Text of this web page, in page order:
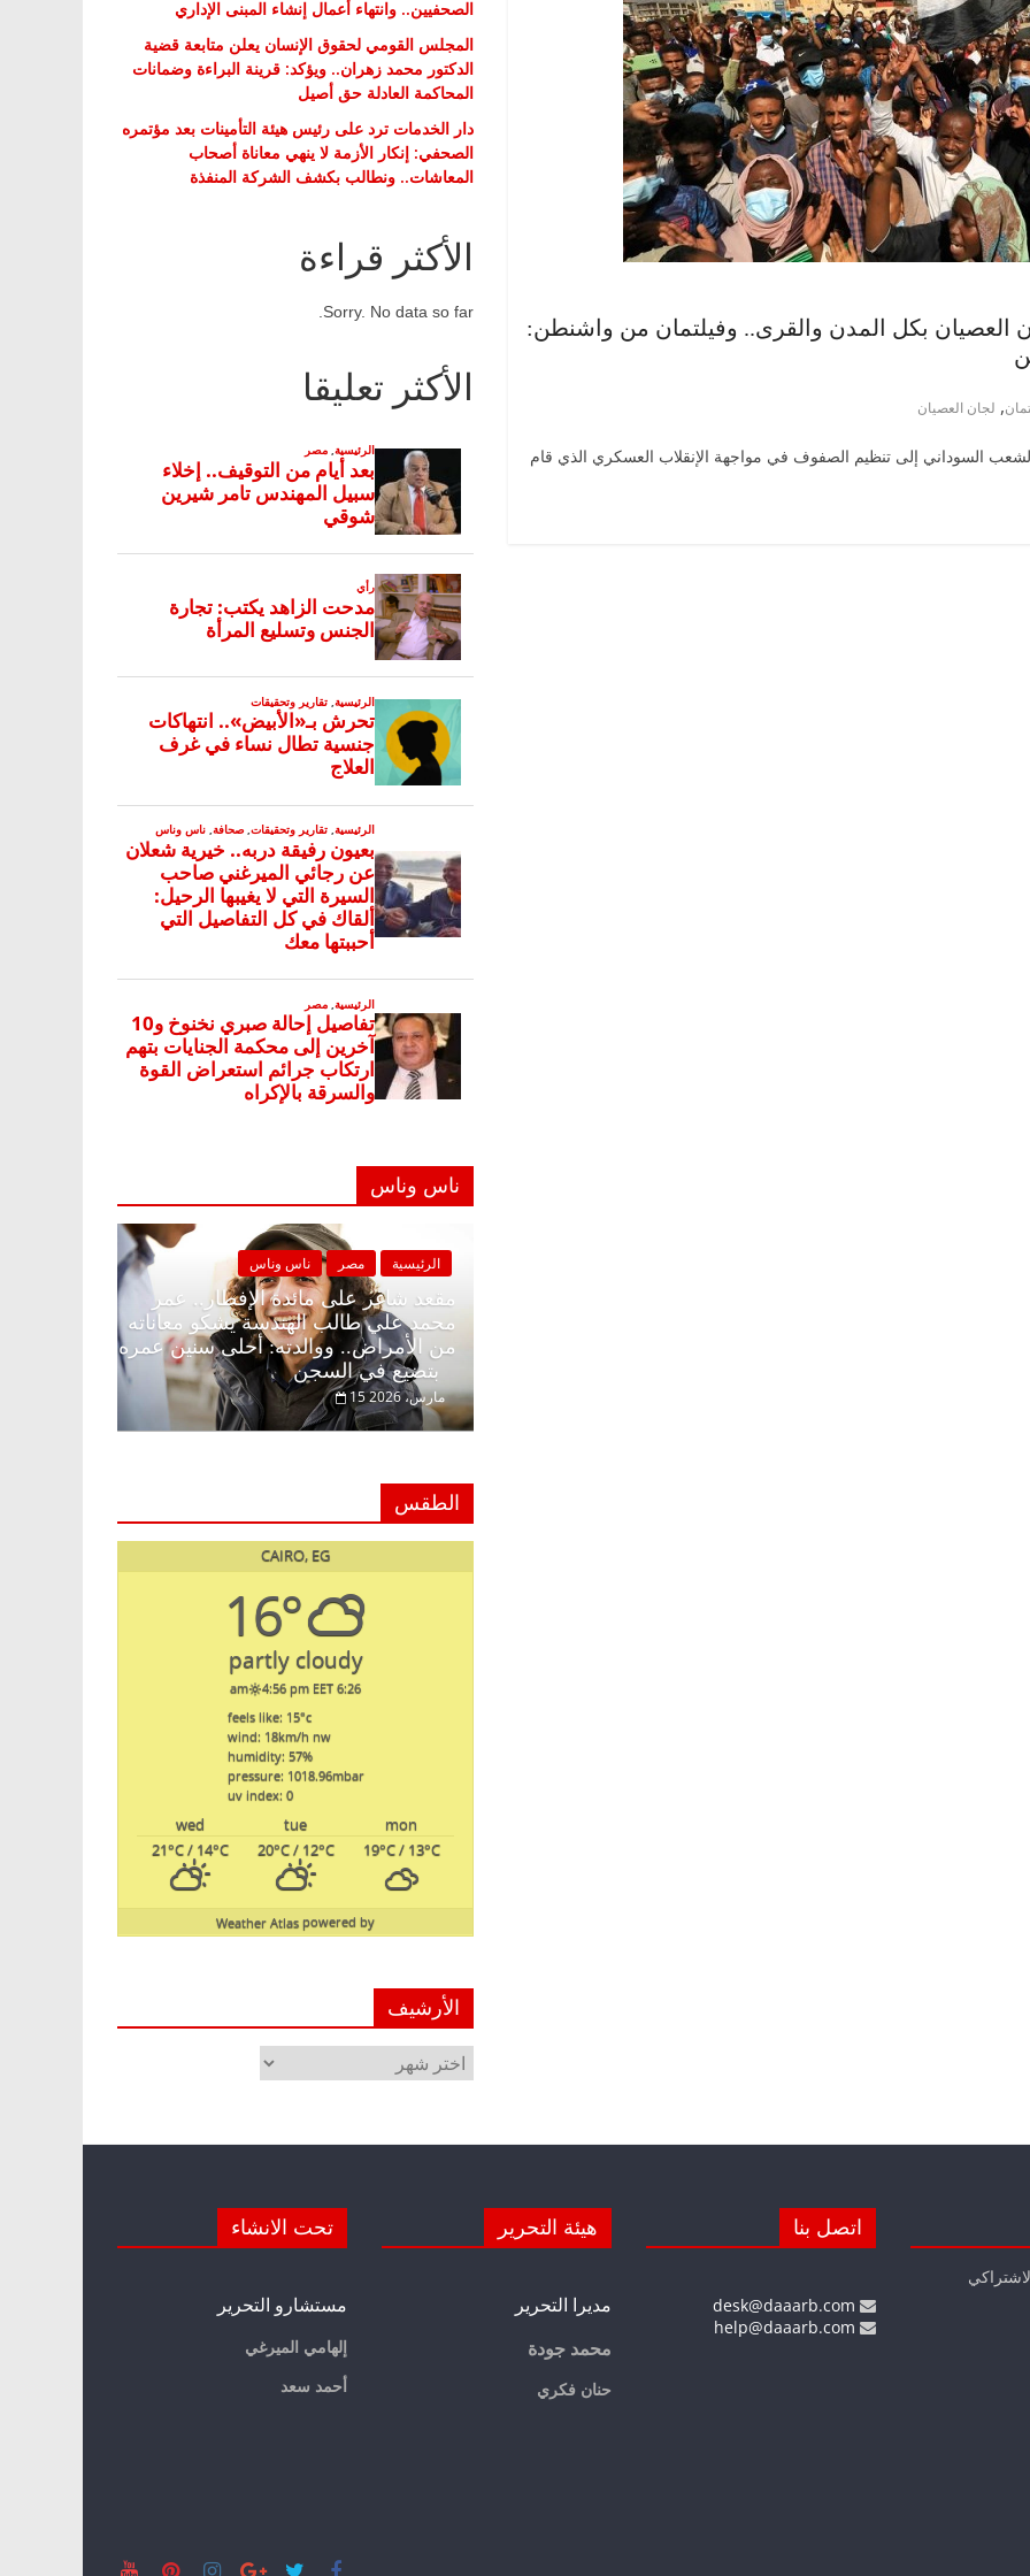
العصيان بكل المدن والقرى.. وفيلتمان من واشنطن:
, لجان العصيان
السوداني إلى تنظيم الصفوف في مواجهة الإنقلاب العسكري الذي قام
الصحفيين.. وانتهاء أعمال إنشاء المبنى الإداري
المجلس القومي لحقوق الإنسان يعلن متابعة قضية
الدكتور محمد زهران.. ويؤكد: قرينة البراءة وضمانات
المحاكمة العادلة حق أصيل
دار الخدمات ترد على رئيس هيئة التأمينات بعد مؤتمره
الصحفي: إنكار الأزمة لا ينهي معاناة أصحاب
المعاشات.. ونطالب بكشف الشركة المنفذة
الأكثر قراءة
Sorry. No data so far.
الأكثر تعليقا
ناس وناس
الرئيسية مصر ناس وناس
مقعد شاغر على مائدة الإفطار.. عمر
محمد علي طالب الهندسة يشكو
من الأمراض.. ووالدته: أحلى سنين
بتضيع في السجن
15 مارس، 2026
مقعد شاغر على الإفطار وبلكونة بلا زينة
رمضان.. د. عبدالخالق فاروق خبير
اقتصادي في انتظار حلم الحرية ولمة
الطقس
CAIRO, EG
16°
partly cloudy
6:26 am
4:56 pm EET
feels like: 15°c
wind: 18km/h nw
humidity: 57%
pressure: 1018.96mbar
uv index: 0
mon
tue
wed
19°C/ 13°C
20°C/ 12°C
21°C/ 14°C
powered by
Weather Atlas
الأرشيف
الأرشيف
اتصل بنا هيئة التحرير
مديرا التحرير
محمد جودة
حنان فكري
تحت الانشاء
مستشارو التحرير
إلهامي الميرغي
أحمد سعد